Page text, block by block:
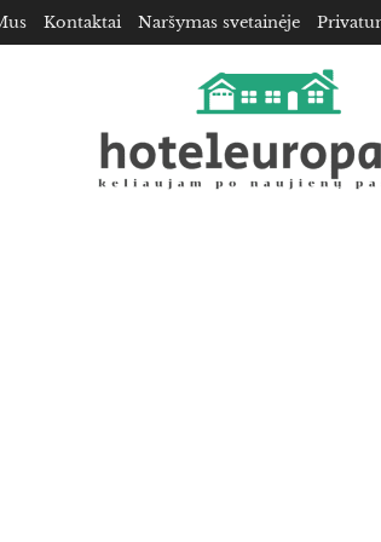
Kontaktai Naršymas svetainėje